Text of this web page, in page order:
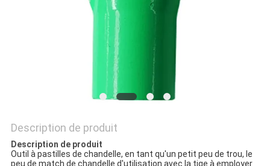
Description de produit
Description de produit
Outil à pastilles de chandelle, en tant qu'un petit peu de trou, le
peu de match de chandelle d'utilisation avec la tige à employer